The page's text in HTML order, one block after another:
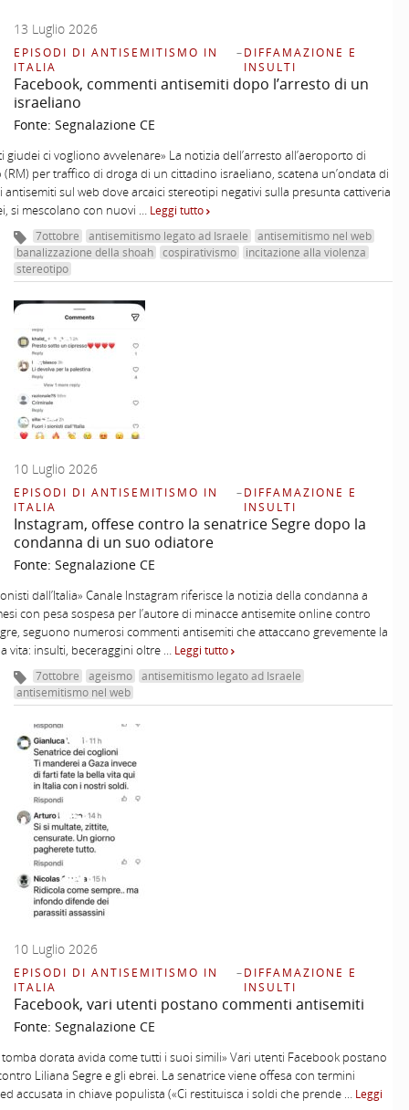
13 Luglio 2026
EPISODI DI ANTISEMITISMO IN
ITALIA
–DIFFAMAZIONE E
INSULTI
Facebook, commenti antisemiti dopo l’arresto di un
israeliano
Fonte: Segnalazione CE
giudei ci vogliono avvelenare» La notizia dell’arresto all’aeroporto di
(RM) per traffico di droga di un cittadino israeliano, scatena un’ondata di
antisemiti sul web dove arcaici stereotipi negativi sulla presunta cattiveria
si mescolano con nuovi … Leggi tutto
7ottobre antisemitismo legato ad Israele
antisemitismo nel web
banalizzazione della shoah
cospirativismo
incitazione alla violenza
stereotipo
10 Luglio 2026
EPISODI DI ANTISEMITISMO IN
ITALIA
–DIFFAMAZIONE E
INSULTI
Instagram, offese contro la senatrice Segre dopo la
condanna di un suo odiatore
Fonte: Segnalazione CE
dall’Italia» Canale Instagram riferisce la notizia della condanna a
con pesa sospesa per l’autore di minacce antisemite online contro
seguono numerosi commenti antisemiti che attaccano grevemente la
vita: insulti, beceraggini oltre … Leggi tutto
7ottobre ageismo
antisemitismo legato ad Israele
antisemitismo nel web
10 Luglio 2026
EPISODI DI ANTISEMITISMO IN
ITALIA
–DIFFAMAZIONE E
INSULTI
Facebook, vari utenti postano commenti antisemiti
Fonte: Segnalazione CE
tomba dorata avida come tutti i suoi simili» Vari utenti Facebook postano
Liliana Segre e gli ebrei. La senatrice viene offesa con termini
accusata in chiave populista («Ci restituisca i soldi che prende … Leggi